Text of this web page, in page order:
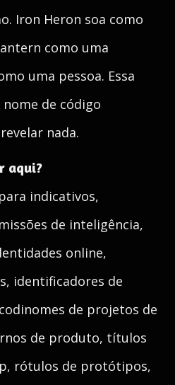
Iron Heron soa como
como uma
uma pessoa. Essa
de código
nada.
aqui?
indicativos,
de inteligência,
online,
identificadores de
de projetos de
de produto, títulos
rótulos de protótipos,